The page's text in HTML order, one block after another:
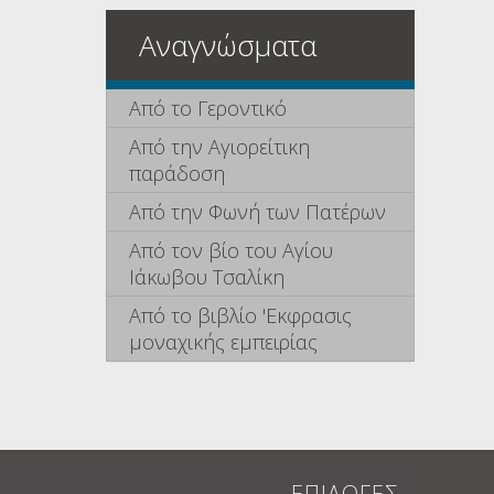
Αναγνώσματα
Από το Γεροντικό
Από την Αγιορείτικη
παράδοση
Από την Φωνή των Πατέρων
Από τον βίο του Αγίου
Ιάκωβου Τσαλίκη
Από το βιβλίο 'Εκφρασις
μοναχικής εμπειρίας